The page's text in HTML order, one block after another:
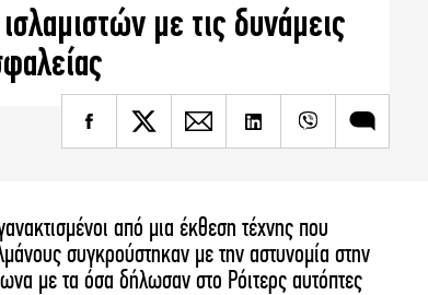
ΠΟΛΙΤΙΣΜΟΣ
DESIGN
PODCAST
με τις δυνάμεις
από μια έκθεση τέχνης που
συγκρούστηκαν με την αστυνομία στην
με τα όσα δήλωσαν στο Ρόιτερς αυτόπτες